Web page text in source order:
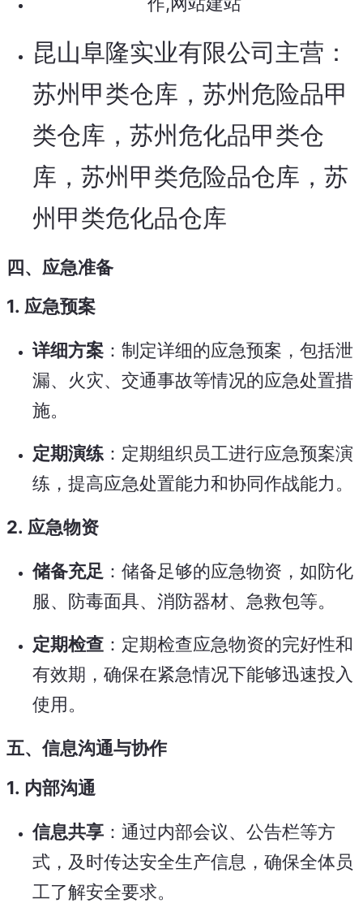
昆山阜隆实业有限公司主营：
苏州甲类仓库，苏州危险品甲
类仓库，苏州危化品甲类仓
库，苏州甲类危险品仓库，苏
州甲类危化品仓库
四、应急准备
1. 应急预案
详细方案 ：制定详细的应急预案，包括泄
漏、火灾、交通事故等情况的应急处置措
施。
定期演练 ：定期组织员工进行应急预案演
练，提高应急处置能力和协同作战能力。
2. 应急物资
储备充足 ：储备足够的应急物资，如防化
服、防毒面具、消防器材、急救包等。
定期检查 ：定期检查应急物资的完好性和
有效期，确保在紧急情况下能够迅速投入
使用。
五、信息沟通与协作
1. 内部沟通
信息共享 ：通过内部会议、公告栏等方
式，及时传达安全生产信息，确保全体员
工了解安全要求。